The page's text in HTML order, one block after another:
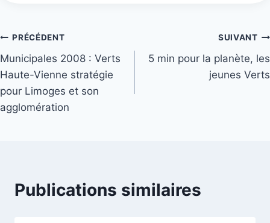
Navigation
de
l’article
PRÉCÉDENT
Municipales 2008 : Verts
Haute-Vienne stratégie
pour Limoges et son
agglomération
SUIVANT
5 min pour la planète, les
jeunes Verts
Publications similaires